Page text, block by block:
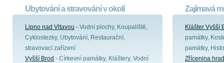
Ubytování a stravování v okolí
Lipno nad Vltavou - Vodní plochy, Koupaliště,
Cyklostezky, Ubytování, Restaurační,
stravovací zařízení
Vyšší Brod - Církevní památky, Kláštery, Vodní
Zajímavá
Klášter Vyšší
památky,
památky,
Zřícenina